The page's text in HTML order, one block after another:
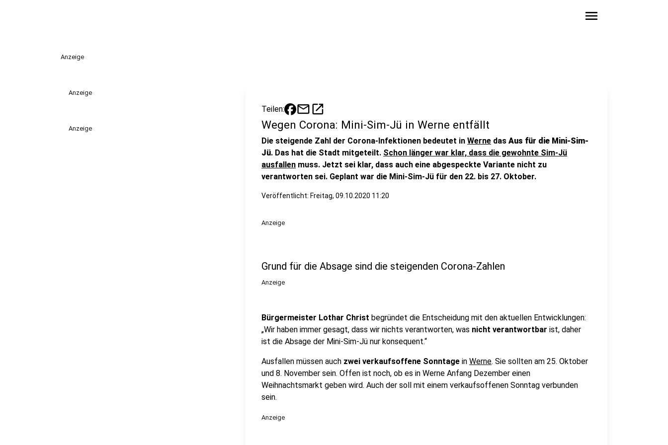
menu
Anzeige
Anzeige
Anzeige
Teilen: mailopen_in_new
Wegen Corona: Mini-Sim-Jü in Werne entfällt
Die steigende Zahl der Corona-Infektionen bedeutet in Werne das Aus für die Mini-Sim-
Jü. Das hat die Stadt mitgeteilt. Schon länger war klar, dass die gewohnte Sim-Jü
ausfallen muss. Jetzt sei klar, dass auch eine abgespeckte Variante nicht zu
verantworten sei. Geplant war die Mini-Sim-Jü für den 22. bis 27. Oktober.
Veröffentlicht: Freitag, 09.10.2020 11:20
Anzeige
Grund für die Absage sind die steigenden Corona-Zahlen
Anzeige
Bürgermeister Lothar Christ begründet die Entscheidung mit den aktuellen Entwicklungen:
„Wir haben immer gesagt, dass wir nichts verantworten, was nicht verantwortbar ist, daher
ist die Absage der Mini-Sim-Jü nur konsequent.“
Ausfallen müssen auch zwei verkaufsoffene Sonntage in Werne. Sie sollten am 25. Oktober
und 8. November sein. Offen ist noch, ob es in Werne Anfang Dezember einen
Weihnachtsmarkt geben wird. Auch der soll mit einem verkaufsoffenen Sonntag verbunden
sein.
Anzeige